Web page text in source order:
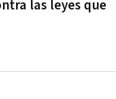
las leyes que